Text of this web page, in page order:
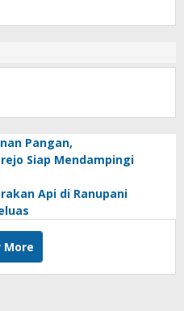
Pangan,
Siap Mendampingi
Api di Ranupani
More